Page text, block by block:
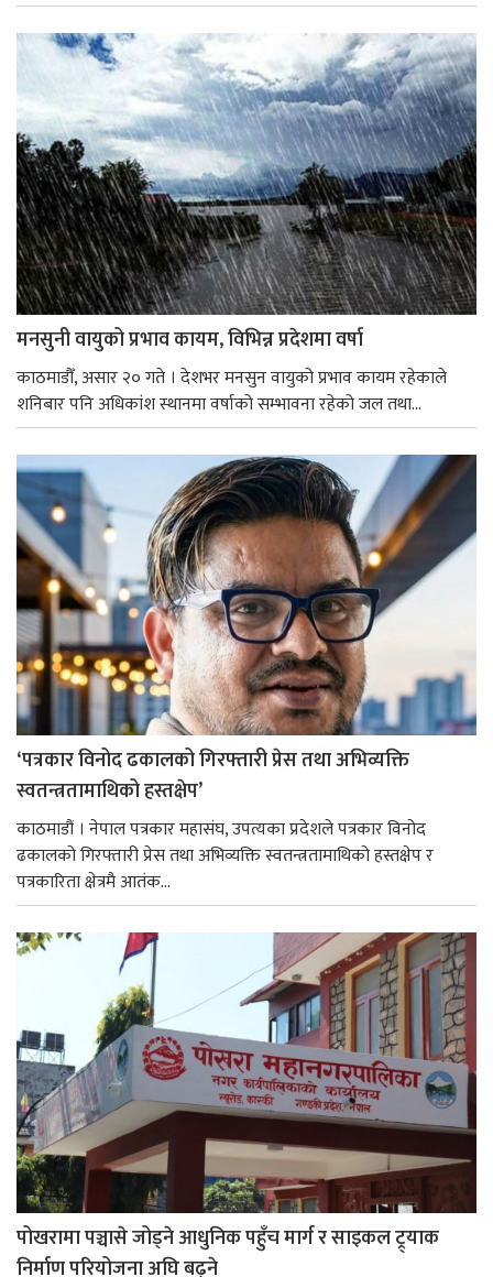
मनसुनी वायुको प्रभाव कायम, विभिन्न प्रदेशमा वर्षा
काठमाडौँ, असार २० गते । देशभर मनसुन वायुको प्रभाव कायम रहेकाले
शनिबार पनि अधिकांश स्थानमा वर्षाको सम्भावना रहेको जल तथा...
‘पत्रकार विनोद ढकालको गिरफ्तारी प्रेस तथा अभिव्यक्ति
स्वतन्त्रतामाथिको हस्तक्षेप’
काठमाडौं । नेपाल पत्रकार महासंघ, उपत्यका प्रदेशले पत्रकार विनोद
ढकालको गिरफ्तारी प्रेस तथा अभिव्यक्ति स्वतन्त्रतामाथिको हस्तक्षेप र
पत्रकारिता क्षेत्रमै आतंक...
पोखरामा पञ्चासे जोड्ने आधुनिक पहुँच मार्ग र साइकल ट्र्याक
निर्माण परियोजना अघि बढ्ने